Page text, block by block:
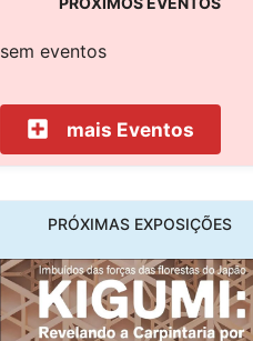
sem eventos
mais Eventos
PRÓXIMAS EXPOSIÇÕES